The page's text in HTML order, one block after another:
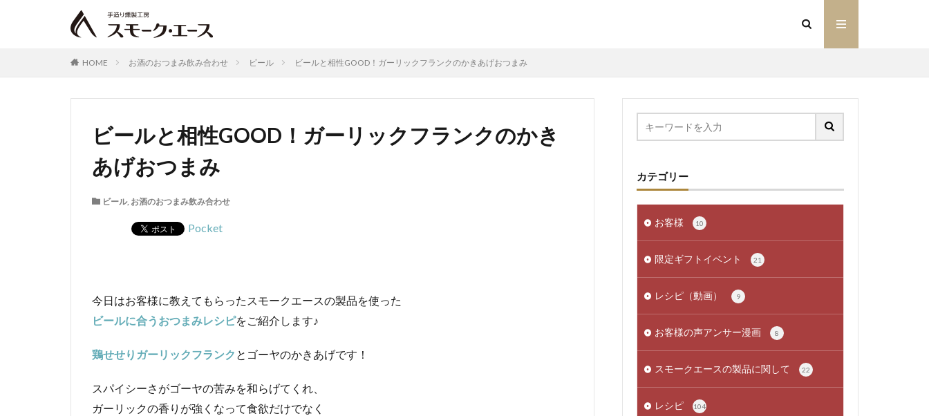
HOME お酒のおつまみ飲み合わせ ビール ビールと相性GOOD！ガーリックフランクのかきあげおつまみ
ビールと相性GOOD！ガーリックフランクのかき
あげおつまみ
ビール, お酒のおつまみ飲み合わせ
Pocket
今日はお客様に教えてもらったスモークエースの製品を使った
ビールに合うおつまみレシピをご紹介します♪
鶏せせりガーリックフランク とゴーヤのかきあげです！
スパイシーさがゴーヤの苦みを和らげてくれ、
ガーリックの香りが強くなって食欲だけでなく
カテゴリー
お客様 10
限定ギフトイベント 21
レシピ（動画） 9
お客様の声アンサー漫画 8
スモークエースの製品に関して 22
レシピ 104